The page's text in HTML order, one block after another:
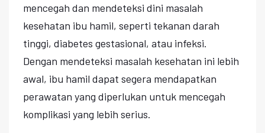
mencegah dan mendeteksi dini masalah
kesehatan ibu hamil, seperti tekanan darah
tinggi, diabetes gestasional, atau infeksi.
Dengan mendeteksi masalah kesehatan ini lebih
awal, ibu hamil dapat segera mendapatkan
perawatan yang diperlukan untuk mencegah
komplikasi yang lebih serius.